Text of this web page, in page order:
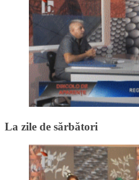
La zile de sărbători